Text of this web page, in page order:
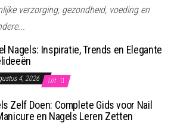
verzorging, gezondheid, voeding en
Nagels: Inspiratie, Trends en Elegante
4, 2026 Uit
Zelf Doen: Complete Gids voor Nail
en Nagels Leren Zetten